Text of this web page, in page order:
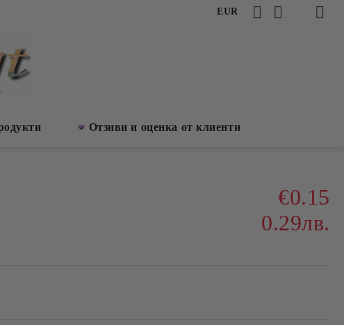
EUR
Отзиви и оценка от клиенти
€0.15
0.29лв.